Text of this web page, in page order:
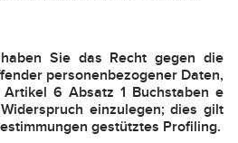
Sie das Recht gegen die
personenbezogener Daten,
6 Absatz 1 Buchstaben e
einzulegen; dies gilt
gestütztes Profiling.